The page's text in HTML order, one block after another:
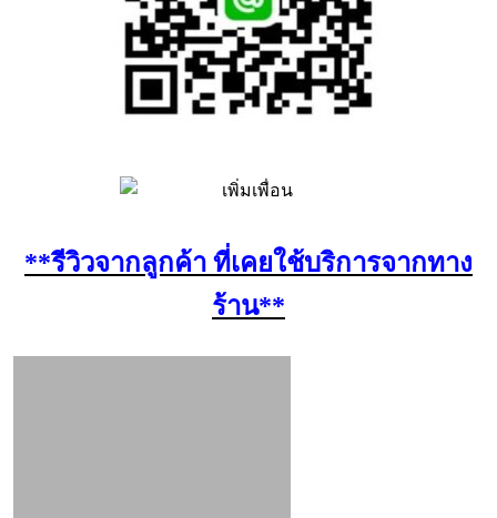
**รีวิวจากลูกค้า ที่เคยใช้บริการจากทาง
ร้าน**